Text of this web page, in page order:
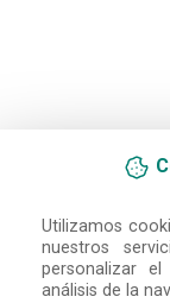
Utilizamos
nuestros
personalizar
análisis de la